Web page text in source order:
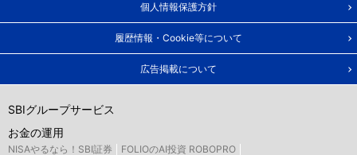
個人情報保護方針
履歴情報・Cookie等について
広告掲載について
SBIグループサービス
お金の運用
NISAやるなら！SBI証券
FOLIOのAI投資 ROBOPRO